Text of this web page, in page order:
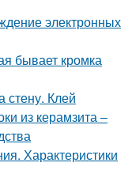
электронных
бывает кромка
стену. Клей
из керамзита –
Характеристики